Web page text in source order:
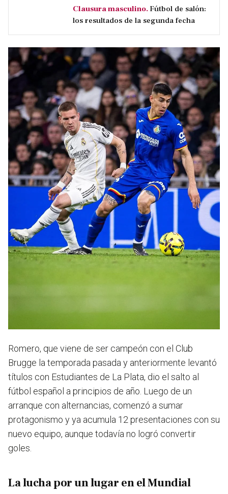
Clausura masculino. Fútbol de salón:
los resultados de la segunda fecha
Romero, que viene de ser campeón con el Club
Brugge la temporada pasada y anteriormente levantó
títulos con Estudiantes de La Plata, dio el salto al
fútbol español a principios de año. Luego de un
arranque con alternancias, comenzó a sumar
protagonismo y ya acumula 12 presentaciones con su
nuevo equipo, aunque todavía no logró convertir
goles.
La lucha por un lugar en el Mundial